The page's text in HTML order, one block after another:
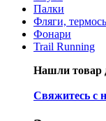
Палки
Фляги,
Фонари
Trail Running
Нашли товар
Свяжитесь с